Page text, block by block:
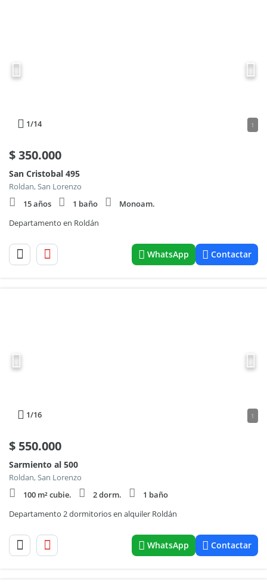
1/14 1
$350.000
San Cristobal 495
Roldan, San Lorenzo
15 años
1 baño
Monoam.
Departamento en Roldán
WhatsApp Contactar
1/16 1
$ 550.000
Sarmiento al 500
Roldan, San Lorenzo
100 m² cubie.
2 dorm.
1 baño
Departamento 2 dormitorios en alquiler Roldán
WhatsApp Contactar